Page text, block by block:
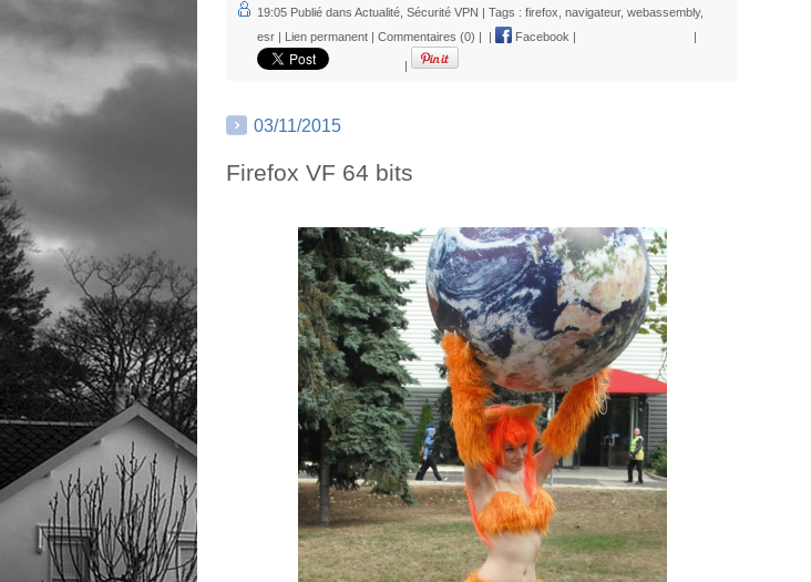
19:05 Publié dans Actualité Sécurité VPN | Tags : firefox navigateur, webassembly,
esr | Lien permanent | Commentaires (0) | | Facebook | |
|
03/11/2015
Firefox VF 64 bits